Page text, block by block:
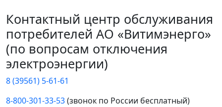
Контактный центр обслуживания
потребителей АО «Витимэнерго»
(по вопросам отключения
электроэнергии)
8 (39561) 5-61-61
8-800-301-33-53(звонок по России бесплатный)